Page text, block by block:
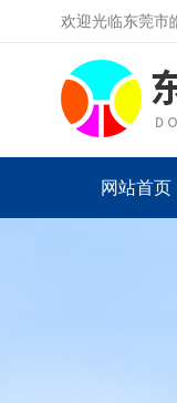
欢迎光临东莞市
网站首页